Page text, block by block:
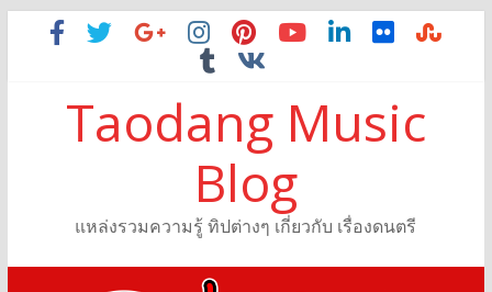
Taodang Music
Blog
แหล่งรวมความรู้ ทิปต่างๆ เกี่ยวกับ เรื่องดนตรี